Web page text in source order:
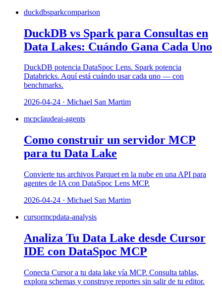
duckdbsparkcomparison
DuckDB vs Spark para Consultas en
Data Lakes: Cuándo Gana Cada Uno
DuckDB potencia DataSpoc Lens. Spark potencia
Databricks. Aquí está cuándo usar cada uno — con
benchmarks.
2026-04-24 · Michael San Martim
mcpclaudeai-agents
Como construir un servidor MCP
para tu Data Lake
Convierte tus archivos Parquet en la nube en una API para
agentes de IA con DataSpoc Lens MCP.
2026-04-24 · Michael San Martim
cursormcpdata-analysis
Analiza Tu Data Lake desde Cursor
IDE con DataSpoc MCP
Conecta Cursor a tu data lake vía MCP. Consulta tablas,
explora schemas y construye reportes sin salir de tu editor.